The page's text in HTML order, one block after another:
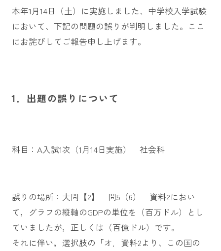
本年1月14日（土）に実施しました、中学校入学試験
において、下記の問題の誤りが判明しました。ここ
にお詫びしてご報告申し上げます。
1．出題の誤りについて
科目：A入試1次（1月14日実施） 社会科
誤りの場所：大問【2】 問5（6） 資料2におい
て，グラフの縦軸のGDPの単位を（百万ドル）とし
ていましたが，正しくは（百億ドル）です。
それに伴い，選択肢の「オ．資料2より、この国の